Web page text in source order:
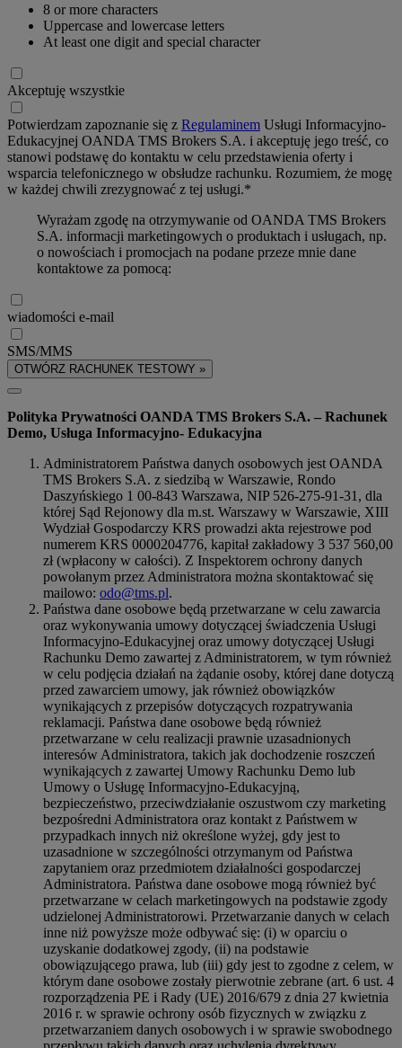
8 or more characters
Uppercase and lowercase letters
At least one digit and special character
Akceptuję wszystkie
Potwierdzam zapoznanie się z Regulaminem Usługi Informacyjno-
Edukacyjnej OANDA TMS Brokers S.A. i akceptuję jego treść, co
stanowi podstawę do kontaktu w celu przedstawienia oferty i
wsparcia telefonicznego w obsłudze rachunku. Rozumiem, że mogę
w każdej chwili zrezygnować z tej usługi.*
Wyrażam zgodę na otrzymywanie od OANDA TMS Brokers
S.A. informacji marketingowych o produktach i usługach, np.
o nowościach i promocjach na podane przeze mnie dane
kontaktowe za pomocą:
wiadomości e-mail
SMS/MMS
OTWÓRZ RACHUNEK TESTOWY »
Polityka Prywatności OANDA TMS Brokers S.A. – Rachunek
Demo, Usługa Informacyjno- Edukacyjna
Administratorem Państwa danych osobowych jest OANDA
TMS Brokers S.A. z siedzibą w Warszawie, Rondo
Daszyńskiego 1 00-843 Warszawa, NIP 526-275-91-31, dla
której Sąd Rejonowy dla m.st. Warszawy w Warszawie, XIII
Wydział Gospodarczy KRS prowadzi akta rejestrowe pod
numerem KRS 0000204776, kapitał zakładowy 3 537 560,00
zł (wpłacony w całości). Z Inspektorem ochrony danych
powołanym przez Administratora można skontaktować się
mailowo: odo@tms.pl.
Państwa dane osobowe będą przetwarzane w celu zawarcia
oraz wykonywania umowy dotyczącej świadczenia Usługi
Informacyjno-Edukacyjnej oraz umowy dotyczącej Usługi
Rachunku Demo zawartej z Administratorem, w tym również
w celu podjęcia działań na żądanie osoby, której dane dotyczą
przed zawarciem umowy, jak również obowiązków
wynikających z przepisów dotyczących rozpatrywania
reklamacji. Państwa dane osobowe będą również
przetwarzane w celu realizacji prawnie uzasadnionych
interesów Administratora, takich jak dochodzenie roszczeń
wynikających z zawartej Umowy Rachunku Demo lub
Umowy o Usługę Informacyjno-Edukacyjną,
bezpieczeństwo, przeciwdziałanie oszustwom czy marketing
bezpośredni Administratora oraz kontakt z Państwem w
przypadkach innych niż określone wyżej, gdy jest to
uzasadnione w szczególności otrzymanym od Państwa
zapytaniem oraz przedmiotem działalności gospodarczej
Administratora. Państwa dane osobowe mogą również być
przetwarzane w celach marketingowych na podstawie zgody
udzielonej Administratorowi. Przetwarzanie danych w celach
inne niż powyższe może odbywać się: (i) w oparciu o
uzyskanie dodatkowej zgody, (ii) na podstawie
obowiązującego prawa, lub (iii) gdy jest to zgodne z celem, w
którym dane osobowe zostały pierwotnie zebrane (art. 6 ust. 4
rozporządzenia PE i Rady (UE) 2016/679 z dnia 27 kwietnia
2016 r. w sprawie ochrony osób fizycznych w związku z
przetwarzaniem danych osobowych i w sprawie swobodnego